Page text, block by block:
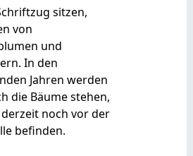
sitzen,
von
und
In den
Jahren werden
die Bäume stehen,
noch vor der
befinden.